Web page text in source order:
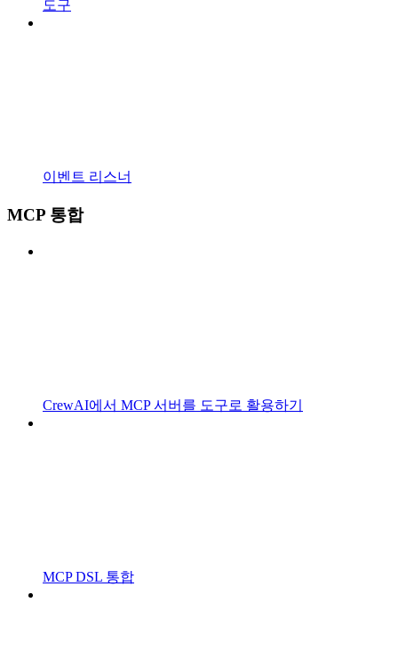
도구
이벤트 리스너
MCP 통합
CrewAI에서 MCP 서버를 도구로 활용하기
MCP DSL 통합